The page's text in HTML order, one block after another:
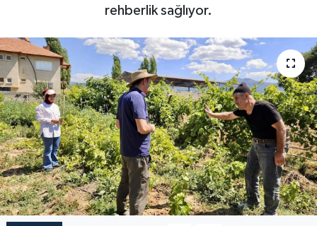
rehberlik sağlıyor.